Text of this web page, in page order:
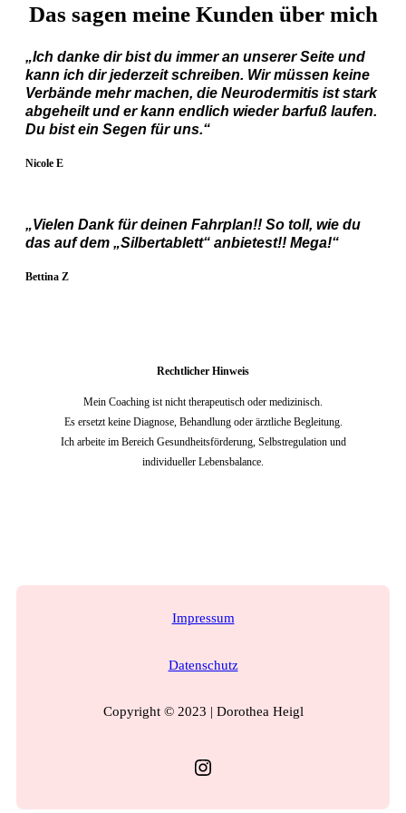
Das sagen meine Kunden über mich
„Ich danke dir bist du immer an unserer Seite und
kann ich dir jederzeit schreiben. Wir müssen keine
Verbände mehr machen, die Neurodermitis ist stark
abgeheilt und er kann endlich wieder barfuß laufen.
Du bist ein Segen für uns.“
Nicole E
„Vielen Dank für deinen Fahrplan!! So toll, wie du
das auf dem „Silbertablett“ anbietest!! Mega!“
Bettina Z
Rechtlicher Hinweis
Mein Coaching ist nicht therapeutisch oder medizinisch.
Es ersetzt keine Diagnose, Behandlung oder ärztliche Begleitung.
Ich arbeite im Bereich Gesundheitsförderung, Selbstregulation und
individueller Lebensbalance.
Impressum
Datenschutz
Copyright © 2023 | Dorothea Heigl
Instagram